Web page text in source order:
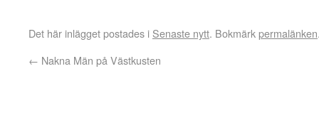
Det här inlägget postades i Senaste nytt. Bokmärkpermalänken
← Nakna Män på Västkusten